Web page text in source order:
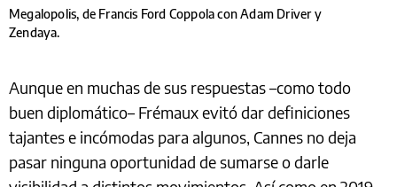
Megalopolis, de Francis Ford Coppola con Adam Driver y
Zendaya.
Aunque en muchas de sus respuestas –como todo
buen diplomático– Frémaux evitó dar definiciones
tajantes e incómodas para algunos, Cannes no deja
pasar ninguna oportunidad de sumarse o darle